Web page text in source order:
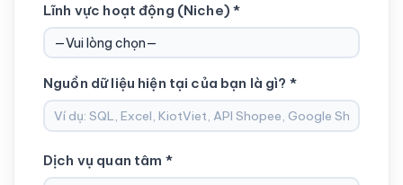
Lĩnh vực hoạt động (Niche) *
Nguồn dữ liệu hiện tại của bạn là gì? *
Dịch vụ quan tâm *